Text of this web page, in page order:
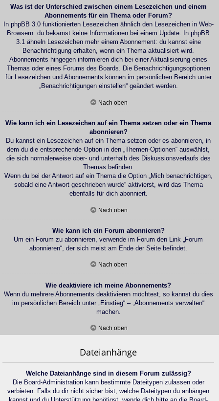
Was ist der Unterschied zwischen einem Lesezeichen und einem
Abonnements für ein Thema oder Forum?
In phpBB 3.0 funktionierten Lesezeichen ähnlich den Lesezeichen in Web-
Browsern: du bekamst keine Informationen bei einem Update. In phpBB
3.1 ähneln Lesezeichen mehr einem Abonnement: du kannst eine
Benachrichtigung erhalten, wenn ein Thema aktualisiert wird.
Abonnements hingegen informieren dich bei einer Aktualisierung eines
Themas oder eines Forums des Boards. Die Benachrichtigungsoptionen
für Lesezeichen und Abonnements können im persönlichen Bereich unter
„Benachrichtigungen einstellen“ geändert werden.
Nach oben
Wie kann ich ein Lesezeichen auf ein Thema setzen oder ein Thema
abonnieren?
Du kannst ein Lesezeichen auf ein Thema setzen oder es abonnieren, in
dem du die entsprechende Option in den „Themen-Optionen“ auswählst,
die sich normalerweise ober- und unterhalb des Diskussionsverlaufs des
Themas befinden.
Wenn du bei der Antwort auf ein Thema die Option „Mich benachrichtigen,
sobald eine Antwort geschrieben wurde“ aktivierst, wird das Thema
ebenfalls für dich abonniert.
Nach oben
Wie kann ich ein Forum abonnieren?
Um ein Forum zu abonnieren, verwende im Forum den Link „Forum
abonnieren“, der sich meist am Ende der Seite befindet.
Nach oben
Wie deaktiviere ich meine Abonnements?
Wenn du mehrere Abonnements deaktivieren möchtest, so kannst du dies
im persönlichen Bereich unter „Einstieg“ – „Abonnements verwalten“
machen.
Nach oben
Dateianhänge
Welche Dateianhänge sind in diesem Forum zulässig?
Die Board-Administration kann bestimmte Dateitypen zulassen oder
verbieten. Falls du dir nicht sicher bist, welche Dateitypen du anhängen